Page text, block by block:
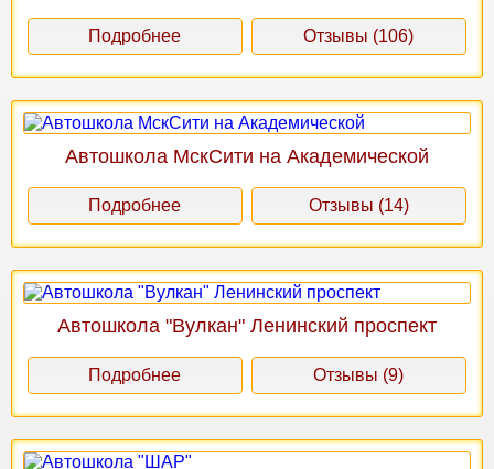
Подробнее Отзывы (106)
Автошкола МскСити на Академической
Подробнее Отзывы (14)
Автошкола "Вулкан" Ленинский проспект
Подробнее Отзывы (9)